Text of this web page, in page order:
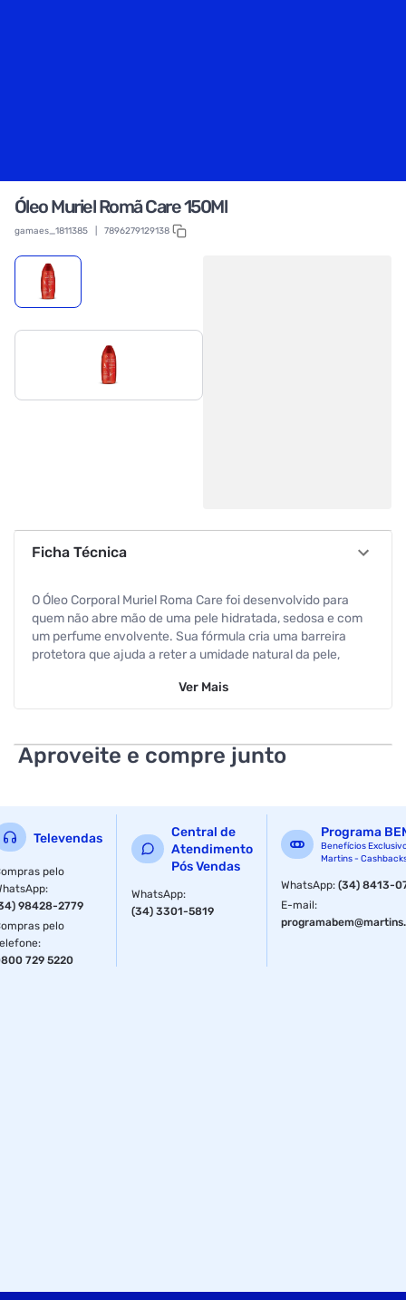
Óleo Muriel Romã Care 150Ml
gamaes_1811385 7896279129138
Ficha Técnica
O Óleo Corporal Muriel Roma Care foi desenvolvido para
quem não abre mão de uma pele hidratada, sedosa e com
um perfume envolvente. Sua fórmula cria uma barreira
protetora que ajuda a reter a umidade natural da pele,
especialmente após o banho. Com uma fragrância
mais tempo. Sua textura leve é de fácil absorção,
proporcionando um brilho saudável e um toque aveludado
Ver Mais
Aproveite e compre junto
Televendas
pelo
:
98428-2779
pelo
:
729 5220
Central de
Atendimento
Pós Vendas
WhatsApp:
(34) 3301-5819
Programa
Benefícios
Martins -
WhatsApp:(34) 8413-
E-mail: